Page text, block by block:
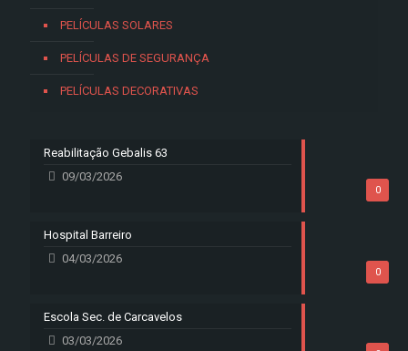
PELÍCULAS SOLARES
PELÍCULAS DE SEGURANÇA
PELÍCULAS DECORATIVAS
0
Reabilitação Gebalis 63
09/03/2026
0
Hospital Barreiro
04/03/2026
Escola Sec. de Carcavelos
03/03/2026